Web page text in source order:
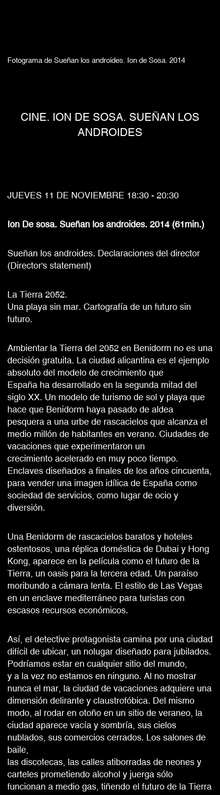
Fotograma de Sueñan los androides. Ion de Sosa. 2014
CINE. ION DE SOSA. SUEÑAN LOS
ANDROIDES
JUEVES 11 DE NOVIEMBRE 18:30 - 20:30
Ion De sosa. Sueñan los androides. 2014 (61min.)
Sueñan los androides. Declaraciones del director
(Director's statement)
La Tierra 2052.
Una playa sin mar. Cartografía de un futuro sin
futuro.
Ambientar la Tierra del 2052 en Benidorm no es una
decisión gratuita. La ciudad alicantina es el ejemplo
absoluto del modelo de crecimiento que
España ha desarrollado en la segunda mitad del
siglo XX. Un modelo de turismo de sol y playa que
hace que Benidorm haya pasado de aldea
pesquera a una urbe de rascacielos que alcanza el
medio millón de habitantes en verano. Ciudades de
vacaciones que experimentaron un
crecimiento acelerado en muy poco tiempo.
Enclaves diseñados a finales de los años cincuenta,
para vender una imagen idílica de España como
sociedad de servicios, como lugar de ocio y
diversión.
Una Benidorm de rascacielos baratos y hoteles
ostentosos, una réplica doméstica de Dubai y Hong
Kong, aparece en la película como el futuro de la
Tierra, un oasis para la tercera edad. Un paraíso
moribundo a cámara lenta. El estilo de Las Vegas
en un enclave mediterráneo para turistas con
escasos recursos económicos.
Así, el detective protagonista camina por una ciudad
difícil de ubicar, un nolugar diseñado para jubilados.
Podríamos estar en cualquier sitio del mundo,
y a la vez no estamos en ninguno. Al no mostrar
nunca el mar, la ciudad de vacaciones adquiere una
dimensión delirante y claustrofóbica. Del mismo
modo, al rodar en otoño en un sitio de veraneo, la
ciudad aparece vacía y sombría, sus cielos
nublados, sus comercios cerrados. Los salones de
baile,
las discotecas, las calles atiborradas de neones y
carteles prometiendo alcohol y juerga sólo
funcionan a medio gas, tiñendo el futuro de la Tierra